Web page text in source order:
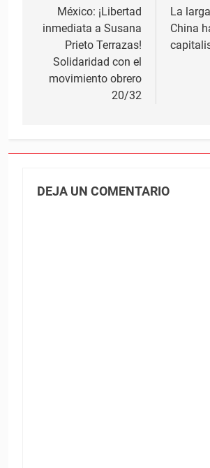
entradas
México: ¡Libertad
inmediata a Susana
Prieto Terrazas!
Solidaridad con el
movimiento obrero
20/32
La
China
DEJA UN COMENTARIO